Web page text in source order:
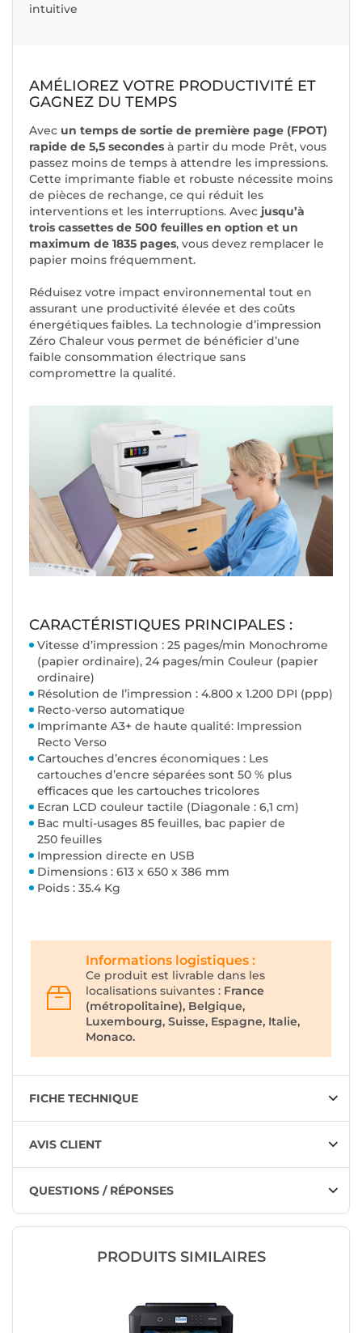
intuitive
AMÉLIOREZ VOTRE PRODUCTIVITÉ ET
GAGNEZ DU TEMPS
Avec un temps de sortie de première page (FPOT)
rapide de 5,5 secondes à partir du mode Prêt, vous
passez moins de temps à attendre les impressions.
Cette imprimante fiable et robuste nécessite moins
de pièces de rechange, ce qui réduit les
interventions et les interruptions. Avec jusqu’à
trois cassettes de 500 feuilles en option et un
maximum de 1835 pages, vous devez remplacer le
papier moins fréquemment.
Réduisez votre impact environnemental tout en
assurant une productivité élevée et des coûts
énergétiques faibles. La technologie d’impression
Zéro Chaleur vous permet de bénéficier d’une
faible consommation électrique sans
compromettre la qualité.
CARACTÉRISTIQUES PRINCIPALES :
Vitesse d’impression : 25 pages/min Monochrome
(papier ordinaire), 24 pages/min Couleur (papier
ordinaire)
Résolution de l’impression : 4.800 x 1.200 DPI (ppp)
Recto-verso automatique
Imprimante A3+ de haute qualité: Impression
Recto Verso
Cartouches d’encres économiques : Les
cartouches d’encre séparées sont 50 % plus
efficaces que les cartouches tricolores
Ecran LCD couleur tactile (Diagonale : 6,1 cm)
Bac multi-usages 85 feuilles, bac papier de
250 feuilles
Impression directe en USB
Dimensions : 613‎ x 650 x 386 mm
Poids : 35.4 Kg
Informations logistiques :
Ce produit est livrable dans les
localisations suivantes : France
(métropolitaine), Belgique,
Luxembourg, Suisse, Espagne, Italie,
Monaco.
FICHE TECHNIQUE
AVIS CLIENT
QUESTIONS / RÉPONSES
PRODUITS SIMILAIRES